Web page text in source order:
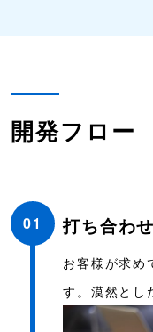
開発フロー
01 打ち合わせ
お客様が求め
す。漠然とし